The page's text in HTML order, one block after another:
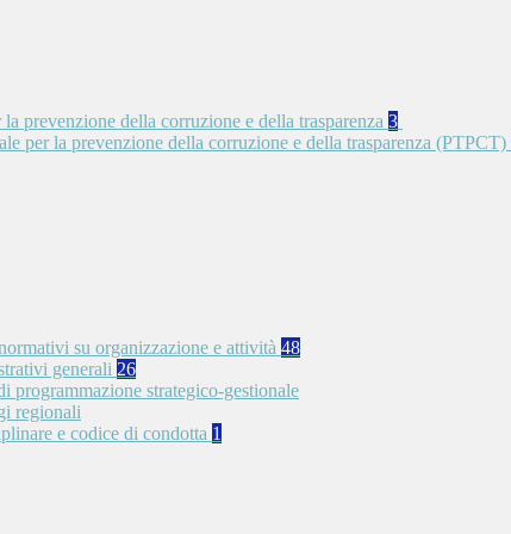
prevenzione della corruzione e della trasparenza 3
per la prevenzione della corruzione e della trasparenza (PTPCT)
su organizzazione e attività 48
generali 26
programmazione strategico-gestionale
regionali
e codice di condotta 1